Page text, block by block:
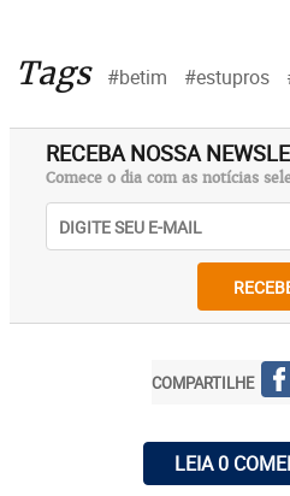
Tags #betim #estupros
RECEBA NOSSA
Comece o dia com as notícias
COMPARTILHE
LEIA 0